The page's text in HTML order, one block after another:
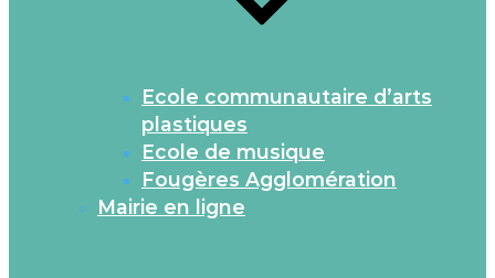
Ecole communautaire d’arts
plastiques
Ecole de musique
Fougères Agglomération
Mairie en ligne